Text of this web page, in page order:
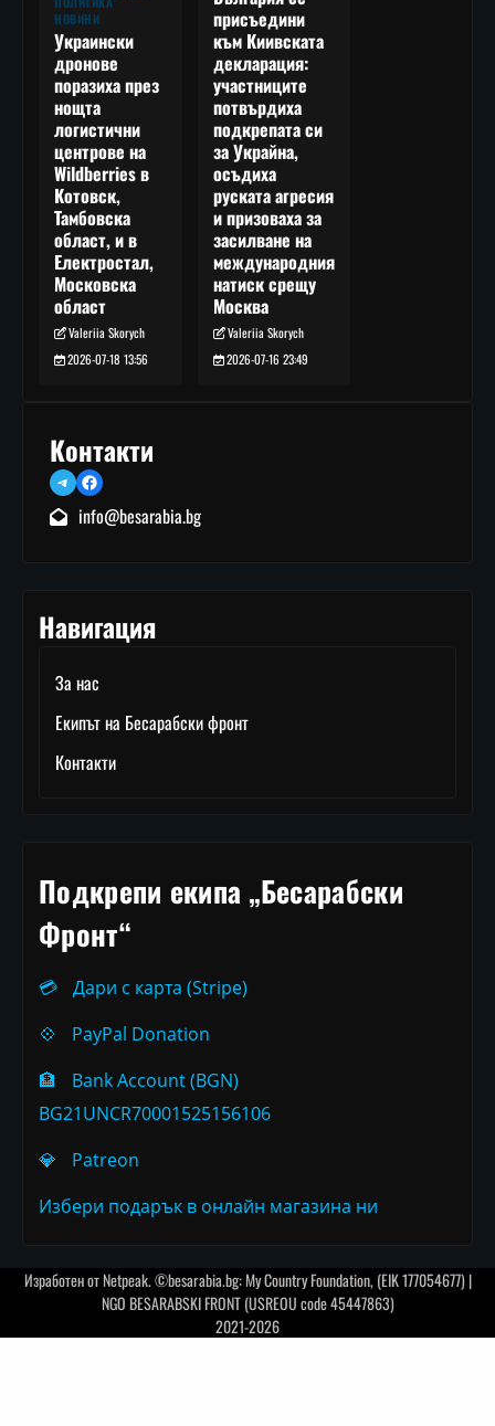
НОВИНИ
Украински
дронове
поразиха през
нощта
логистични
центрове на
Wildberries в
Котовск,
Тамбовска
област, и в
Електростал,
Московска
област
Valeriia Skorych
2026-07-18 13:56
присъедини
към Киивската
декларация:
участниците
потвърдиха
подкрепата си
за Украйна,
осъдиха
руската агресия
и призоваха за
засилване на
международния
натиск срещу
Москва
Valeriia Skorych
2026-07-16 23:49
Контакти
TelegramFacebook
info@besarabia.bg
Навигация
За нас
Екипът на Бесарабски фронт
Контакти
Подкрепи екипа „Бесарабски
Фронт“
💳
Дари с карта (Stripe)
💠
PayPal Donation
🏦
Bank Account (BGN)
BG21UNCR70001525156106
💎
Patreon
Избери подарък в онлайн магазина ни
Изработен отNetpeak. ©besarabia.bg: My Country Foundation, (EIK 177054677) |
NGO BESARABSKI FRONT (USREOU code 45447863)
2021-2026